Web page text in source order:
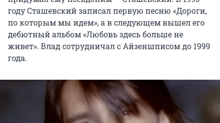
году Сташевский записал первую песню «Дороги,
по которым мы идем», а в следующем вышел его
дебютный альбом «Любовь здесь больше не
живет». Влад сотрудничал с Айзеншписом до 1999
года.